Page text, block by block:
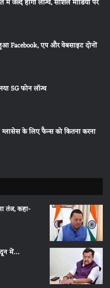
में जल्द होगा लॉन्च, सोशल मीडिया पर
Facebook, एप और वेबसाइट दोनों
5G फोन लॉन्च
ग्लासेस के लिए फैन्स को कितना करना
तंज, कहा-
दून में…